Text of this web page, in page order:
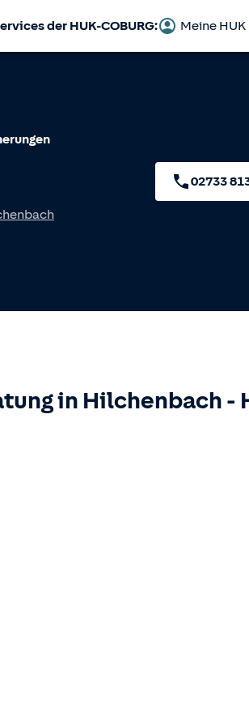
der HUK-COBURG: Meine HUK
02733
in Hilchenbach -